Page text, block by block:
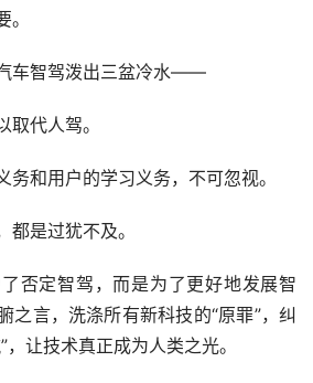
车智驾泼出三盆冷水——
代人驾。
务和用户的学习义务，不可忽视。
是过犹不及。
否定智驾，而是为了更好地发展智
之言，洗涤所有新科技的“原罪”，纠
让技术真正成为人类之光。